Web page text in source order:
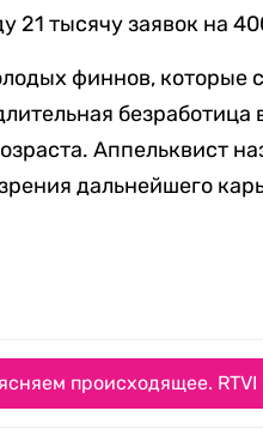
21 тысячу заявок на
финнов, которые
Аппельквист
дальнейшего
происходящее. RTVI